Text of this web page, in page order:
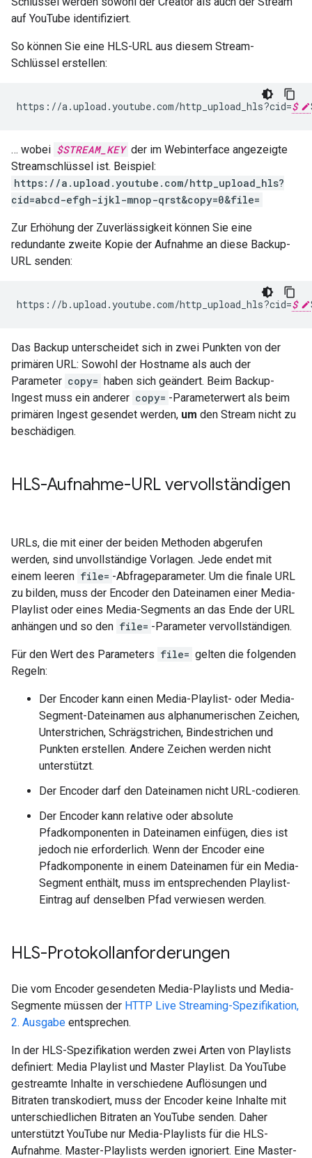
auf YouTube identifiziert.
So können Sie eine HLS-URL aus diesem Stream-
Schlüssel erstellen:
https : //a.upload .youtube.com/http_upload_hls?cid=$
… wobei $STREAM_KEY der im Webinterface angezeigte
Streamschlüssel ist. Beispiel:
https://a.upload.youtube.com/http_upload_hls?
cid=abcd-efgh-ijkl-mnop-qrst&copy=0&file=
Zur Erhöhung der Zuverlässigkeit können Sie eine
redundante zweite Kopie der Aufnahme an diese Backup-
URL senden:
https : //b .upload .youtube.com/http_upload_hls?cid=$
Das Backup unterscheidet sich in zwei Punkten von der
primären URL: Sowohl der Hostname als auch der
Parameter copy= haben sich geändert. Beim Backup-
Ingest muss ein anderer copy= -Parameterwert als beim
primären Ingest gesendet werden, um den Stream nicht zu
beschädigen.
HLS-Aufnahme-URL vervollständigen
URLs, die mit einer der beiden Methoden abgerufen
werden, sind unvollständige Vorlagen. Jede endet mit
einem leeren file= -Abfrageparameter. Um die finale URL
zu bilden, muss der Encoder den Dateinamen einer Media-
Playlist oder eines Media-Segments an das Ende der URL
anhängen und so den file= -Parameter vervollständigen.
Für den Wert des Parameters file= gelten die folgenden
Regeln:
Der Encoder kann einen Media-Playlist- oder Media-
Segment-Dateinamen aus alphanumerischen Zeichen,
Unterstrichen, Schrägstrichen, Bindestrichen und
Punkten erstellen. Andere Zeichen werden nicht
unterstützt.
Der Encoder darf den Dateinamen nicht URL-codieren.
Der Encoder kann relative oder absolute
Pfadkomponenten in Dateinamen einfügen, dies ist
jedoch nie erforderlich. Wenn der Encoder eine
Pfadkomponente in einem Dateinamen für ein Media-
Segment enthält, muss im entsprechenden Playlist-
Eintrag auf denselben Pfad verwiesen werden.
HLS-Protokollanforderungen
Die vom Encoder gesendeten Media-Playlists und Media-
Segmente müssen der HTTP Live Streaming-Spezifikation,
2. Ausgabe entsprechen.
In der HLS-Spezifikation werden zwei Arten von Playlists
definiert: Media Playlist und Master Playlist. Da YouTube
gestreamte Inhalte in verschiedene Auflösungen und
Bitraten transkodiert, muss der Encoder keine Inhalte mit
unterschiedlichen Bitraten an YouTube senden. Daher
unterstützt YouTube nur Media-Playlists für die HLS-
Aufnahme. Master-Playlists werden ignoriert. Eine Master-